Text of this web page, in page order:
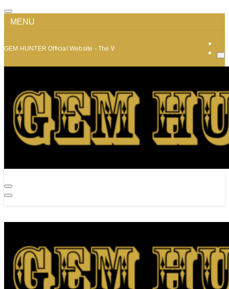
MENU
GEM HUNTER Official Website - The World of Minerals and Jewelry